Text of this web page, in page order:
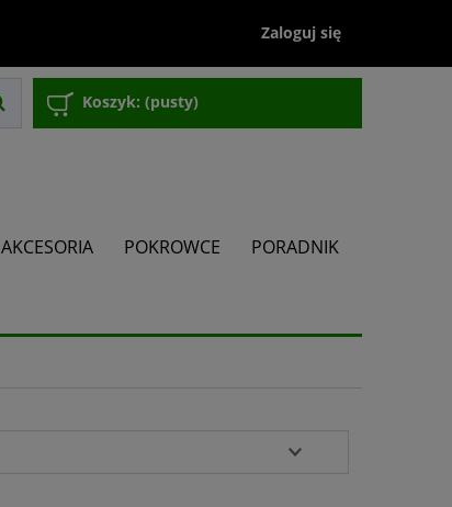
Zaloguj się
Koszyk: (pusty)
AKCESORIA POKROWCE PORADNIK